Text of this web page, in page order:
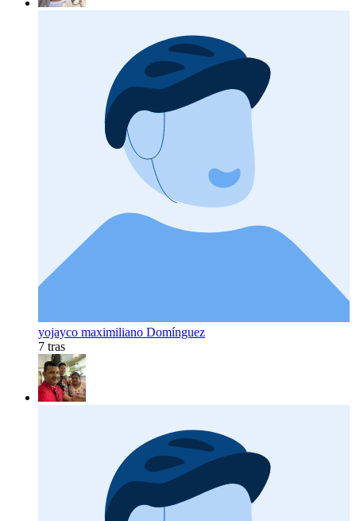
yojayco maximiliano Domínguez
7 tras